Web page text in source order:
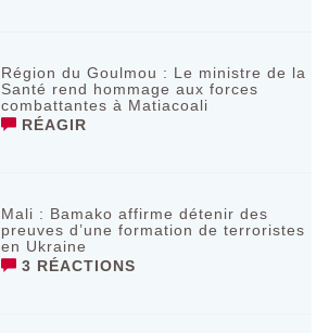
Région du Goulmou : Le ministre de la
Santé rend hommage aux forces
combattantes à Matiacoali
RÉAGIR
Mali : Bamako affirme détenir des
preuves d’une formation de terroristes
en Ukraine
3 RÉACTIONS